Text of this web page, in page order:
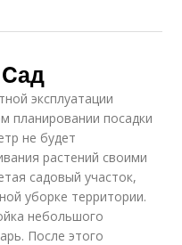
эксплуатации
планировании посадки
не будет
растений своими
садовый участок,
уборке территории.
небольшого
После этого